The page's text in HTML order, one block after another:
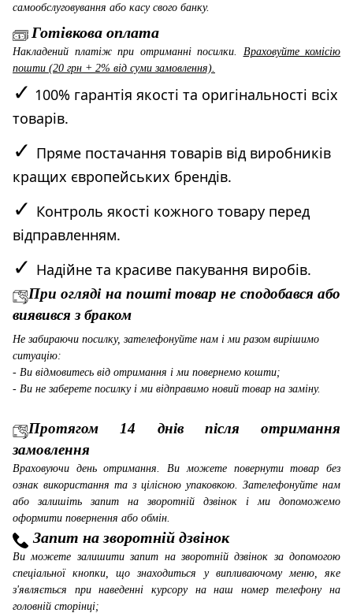
самообслуговування або касу свого банку.
Готівкова оплата
Накладений платіж при отриманні посилки. Враховуйте комісію
пошти (20 грн + 2% від суми замовлення).
✓ 100% гарантія якості та оригінальності всіх
товарів.
✓ Пряме постачання товарів від виробників
кращих європейських брендів.
✓ Контроль якості кожного товару перед
відправленням.
✓ Надійне та красиве пакування виробів.
При огляді на пошті товар не сподобався або
виявився з браком
Не забираючи посилку, зателефонуйте нам і ми разом вирішимо
ситуацію:
- Ви відмовитесь від отримання і ми повернемо кошти;
- Ви не заберете посилку і ми відправимо новий товар на заміну.
Протягом 14 днів після отримання
замовлення
Враховуючи день отримання. Ви можете повернути товар без
ознак використання та з цілісною упаковкою. Зателефонуйте нам
або залишіть запит на зворотній дзвінок і ми допоможемо
оформити повернення або обмін.
Запит на зворотній дзвінок
Ви можете залишити запит на зворотній дзвінок за допомогою
спеціальної кнопки, що знаходиться у випливаючому меню, яке
з'являється при наведенні курсору на наш номер телефону на
головній сторінці;